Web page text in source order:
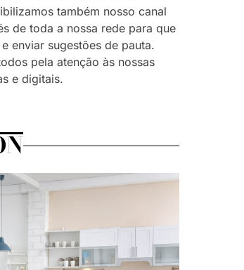
também nosso canal
de toda a nossa rede para que
enviar sugestões de pauta.
pela atenção às nossas
e digitais.